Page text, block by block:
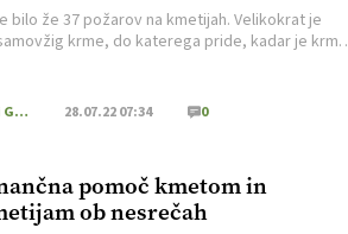
bilo že 37 požarov na kmetijah. Velikokrat je
krme, do katerega pride, kadar je krma
Kmečki Glas 28.07.22 07:34 0
pomoč kmetom in
ob nesrečah